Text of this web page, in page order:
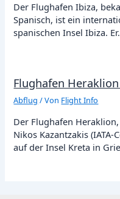
Der Flughafen Ibiza,
Spanisch, ist ein
spanischen Insel Ibiza.
Flughafen
Abflug / Von Flight Info
Der Flughafen
Nikos Kazantzakis
auf der Insel Kreta in